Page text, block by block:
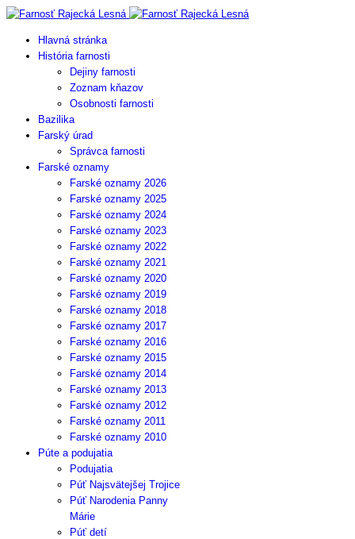
Hlavná stránka
História farnosti
Dejiny farnosti
Zoznam kňazov
Osobnosti farnosti
Bazilika
Farský úrad
Správca farnosti
Farské oznamy
Farské oznamy 2026
Farské oznamy 2025
Farské oznamy 2024
Farské oznamy 2023
Farské oznamy 2022
Farské oznamy 2021
Farské oznamy 2020
Farské oznamy 2019
Farské oznamy 2018
Farské oznamy 2017
Farské oznamy 2016
Farské oznamy 2015
Farské oznamy 2014
Farské oznamy 2013
Farské oznamy 2012
Farské oznamy 2011
Farské oznamy 2010
Púte a podujatia
Podujatia
Púť Najsvätejšej Trojice
Púť Narodenia Panny
Márie
Púť detí